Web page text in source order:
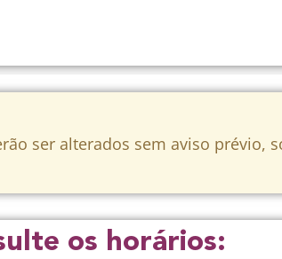
ser alterados sem aviso prévio,
os horários: